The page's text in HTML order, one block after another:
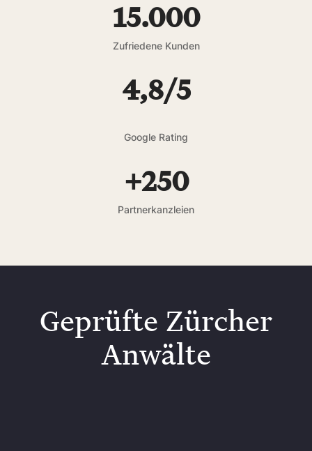
15.000
Zufriedene Kunden
4,8/5
Google Rating
+250
Partnerkanzleien
Geprüfte Zürcher
Anwälte